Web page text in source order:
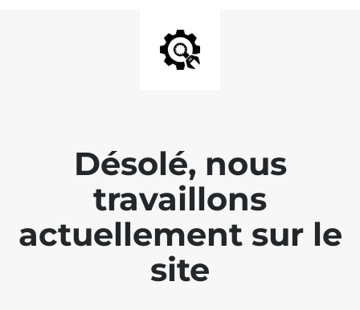
Désolé, nous
travaillons
actuellement sur le
site